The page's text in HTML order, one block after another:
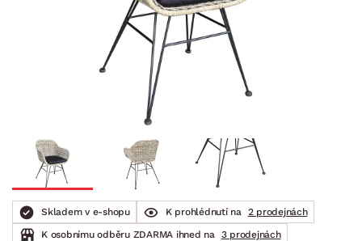
Skladem v e-shopu K prohlédnutí na
2 prodejnách
K osobnímu odběru ZDARMA ihned na
3 prodejnách